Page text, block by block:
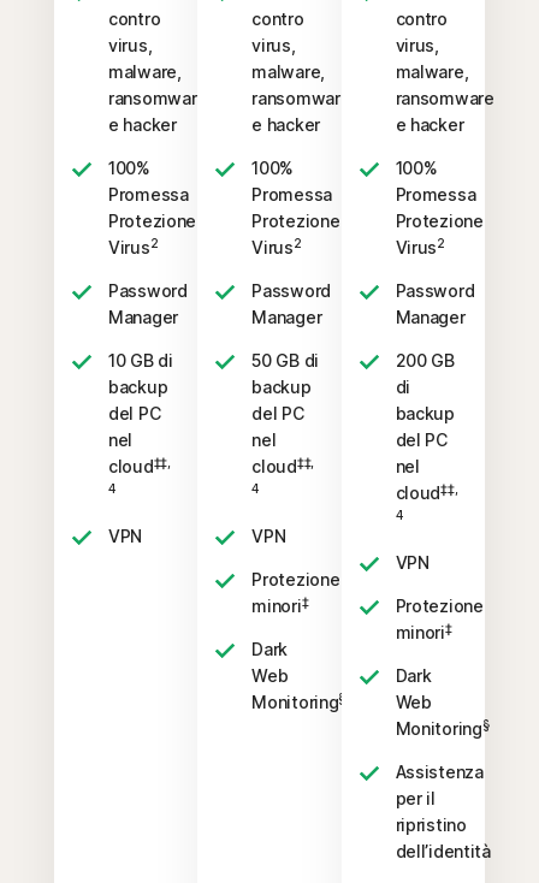
contro
virus,
malware,
ransomware
e hacker
100%
Promessa
Protezione
Virus2
Password
Manager
10 GB di
backup
del PC
nel
cloud‡‡,
4
VPN
contro
virus,
malware,
ransomware
e hacker
100%
Promessa
Protezione
Virus2
Password
Manager
50 GB di
backup
del PC
nel
cloud‡‡,
4
VPN
Protezione
minori‡
Dark
Web
Monitoring§
contro
virus,
malware,
ransomware
e hacker
100%
Promessa
Protezione
Virus2
Password
Manager
200 GB
di
backup
del PC
nel
cloud‡‡,
4
VPN
Protezione
minori‡
Dark
Web
Monitoring§
Assistenza
per il
ripristino
dell’identità